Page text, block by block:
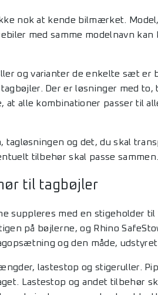
nok at kende bilmærket.
med samme modelnavn
og varianter de enkelte sæt er
tagbøjler. Der er løsninger med
at alle kombinationer passer til
og det, du skal
tilbehør skal passe sammen.
til tagbøjler
suppleres med en stigeholder
på bøjlerne, og Rhino
og den måde, udstyret
lastestop og stigeruller.
Lastestop og andet tilbehør